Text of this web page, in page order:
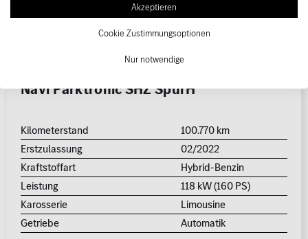
Navi Parktronic SHZ SpurH
Kilometerstand
100.770 km
Erstzulassung
02/2022
Kraftstoffart
Hybrid-Benzin
Leistung
118 kW (160 PS)
Karosserie
Limousine
Getriebe
Automatik
Akzeptieren
Cookie Zustimmungsoptionen
Nur notwendige